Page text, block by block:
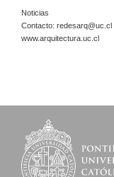
Noticias
Contacto: redesarq@uc.cl
www.arquitectura.uc.cl